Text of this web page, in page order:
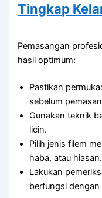
Tingkap
Pemasangan
hasil optimum:
Pastikan
sebelum
Gunakan teknik
licin.
Pilih jenis filem
haba, atau hiasan.
Lakukan
berfungsi dengan